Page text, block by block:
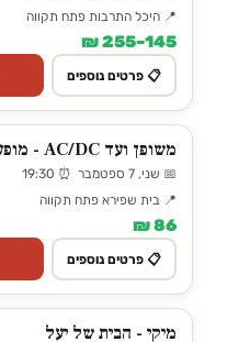
📍 היכל התרבות פתח תקווה
145–255 ₪
📋 פרטים נוספים
משופן ועד AC/DC - מופע פסנתר לאור נרות
📅 שני, 7 ספטמבר ⏰ 19:30
📍 בית שפירא פתח תקווה
86 ₪
📋 פרטים נוספים
מיקי - הבית של יעל